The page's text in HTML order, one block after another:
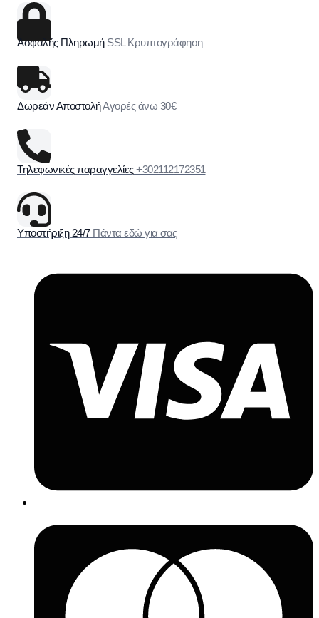
Ασφαλής Πληρωμή SSL Κρυπτογράφηση
Δωρεάν ΑποστολήΑγορές άνω 30€
Τηλεφωνικές παραγγελίες +302112172351
Υποστήριξη 24/7 Πάντα εδώ για σας